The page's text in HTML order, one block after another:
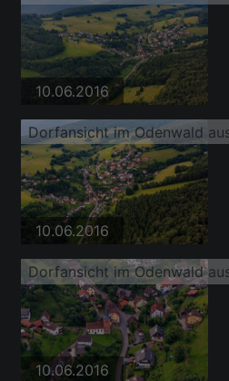
10.06.2016
Dorfansicht im Odenwald
10.06.2016
Dorfansicht im Odenwald
10.06.2016